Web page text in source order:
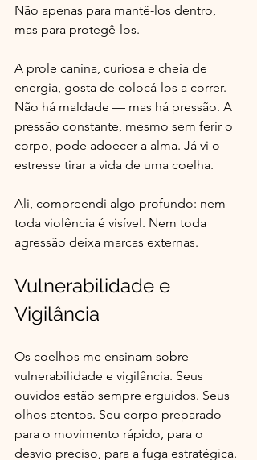
Não apenas para mantê-los dentro,
mas para protegê-los.
A prole canina, curiosa e cheia de
energia, gosta de colocá-los a correr.
Não há maldade — mas há pressão. A
pressão constante, mesmo sem ferir o
corpo, pode adoecer a alma. Já vi o
estresse tirar a vida de uma coelha.
Ali, compreendi algo profundo: nem
toda violência é visível. Nem toda
agressão deixa marcas externas.
Vulnerabilidade e
Vigilância
Os coelhos me ensinam sobre
vulnerabilidade e vigilância. Seus
ouvidos estão sempre erguidos. Seus
olhos atentos. Seu corpo preparado
para o movimento rápido, para o
desvio preciso, para a fuga estratégica.